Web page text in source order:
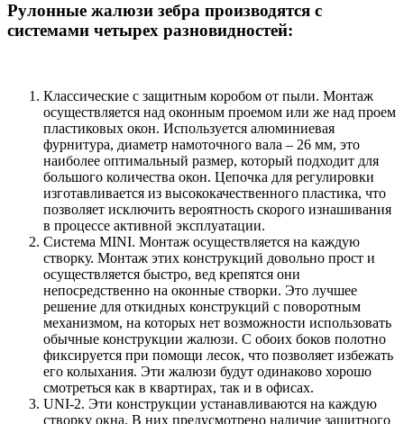
Рулонные жалюзи зебра производятся с
системами четырех разновидностей:
Классические с защитным коробом от пыли. Монтаж
осуществляется над оконным проемом или же над проем
пластиковых окон. Используется алюминиевая
фурнитура, диаметр намоточного вала – 26 мм, это
наиболее оптимальный размер, который подходит для
большого количества окон. Цепочка для регулировки
изготавливается из высококачественного пластика, что
позволяет исключить вероятность скорого изнашивания
в процессе активной эксплуатации.
Система MINI. Монтаж осуществляется на каждую
створку. Монтаж этих конструкций довольно прост и
осуществляется быстро, вед крепятся они
непосредственно на оконные створки. Это лучшее
решение для откидных конструкций с поворотным
механизмом, на которых нет возможности использовать
обычные конструкции жалюзи. С обоих боков полотно
фиксируется при помощи лесок, что позволяет избежать
его колыхания. Эти жалюзи будут одинаково хорошо
смотреться как в квартирах, так и в офисах.
UNI-2. Эти конструкции устанавливаются на каждую
створку окна. В них предусмотрено наличие защитного